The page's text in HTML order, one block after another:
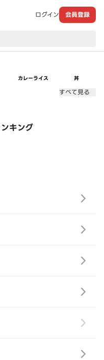
ログイン 会員登録
カレーライス 丼
すべて見る
キング